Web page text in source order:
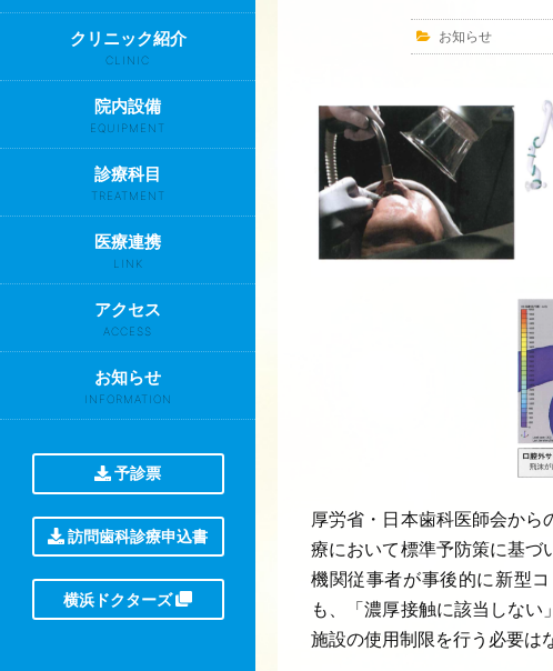
クリニック紹介
CLINIC
院内設備
EQUIPMENT
診療科目
TREATMENT
医療連携
LINK
アクセス
ACCESS
お知らせ
INFORMATION
予診票
訪問歯科診療申込書
横浜ドクターズ
お知らせ
厚労省・日本歯科医師会か
療において標準予防策に基づ
機関従事者が事後的に新型
も、「濃厚接触に該当しな
施設の使用制限を行う必要は